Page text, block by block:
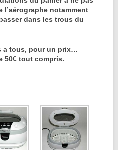
l’aérographe notamment
dans les trous du
a tous, pour un prix…
50€ tout compris.